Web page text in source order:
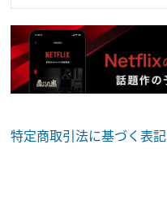
特定商取引法に基づく表記